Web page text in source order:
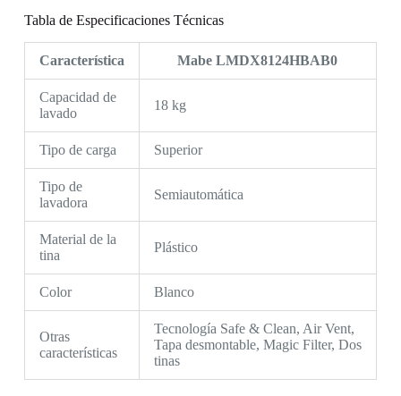
Tabla de Especificaciones Técnicas
Característica Mabe LMDX8124HBAB0
Capacidad de
lavado
18 kg
Tipo de carga Superior
Tipo de
lavadora
Semiautomática
Material de la
tina
Plástico
Color Blanco
Otras
características
Tecnología Safe & Clean, Air Vent,
Tapa desmontable, Magic Filter, Dos
tinas